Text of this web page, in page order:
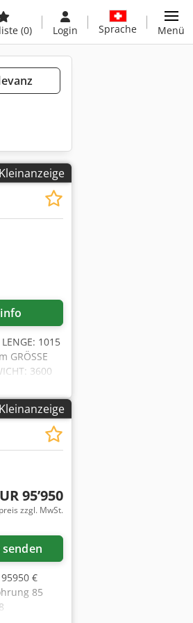
(0) Login Sprache Menü
Kleinanzeige
1015
GRÖSSE
3600
Kleinanzeige
Mehr Bilder anfragen
95’950
zzgl. MwSt.
€
85